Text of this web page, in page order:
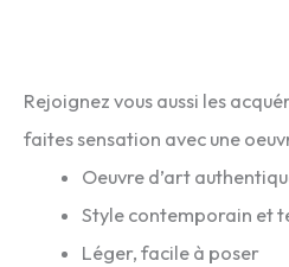
Rejoignez vous aussi les
faites sensation avec une
Oeuvre d’art
Style contemporain et
Léger, facile à poser